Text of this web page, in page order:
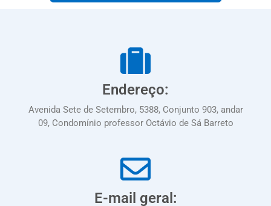
Endereço:
Avenida Sete de Setembro, 5388, Conjunto 903, andar
09, Condomínio professor Octávio de Sá Barreto
E-mail geral: